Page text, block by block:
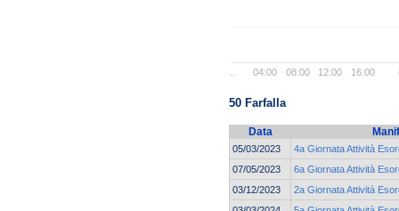
04:00 08:00 12:00 16:00
50 Farfalla
Data
05/03/2023
4a Giornata Attività
07/05/2023
6a Giornata Attività
03/12/2023
2a Giornata Attività